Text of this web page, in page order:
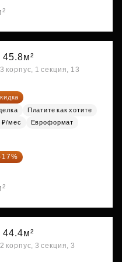
45.8м²
корпус, 1 секция, 13
Платите как хотите
₽/мес
Евроформат
17%
44.4м²
корпус, 3 секция, 3